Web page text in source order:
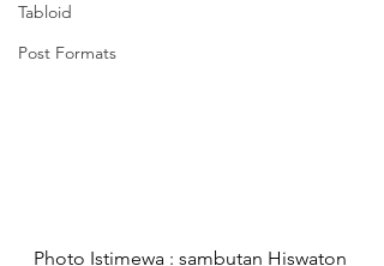
Tabloid
Post Formats
Photo Istimewa : sambutan Hiswaton